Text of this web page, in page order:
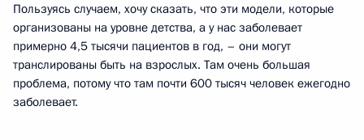
Пользуясь случаем, хочу сказать, что эти модели, которые
организованы на уровне детства, а у нас заболевает
примерно 4,5 тысячи пациентов в год, – они могут
транслированы быть на взрослых. Там очень большая
проблема, потому что там почти 600 тысяч человек ежегодно
заболевает.